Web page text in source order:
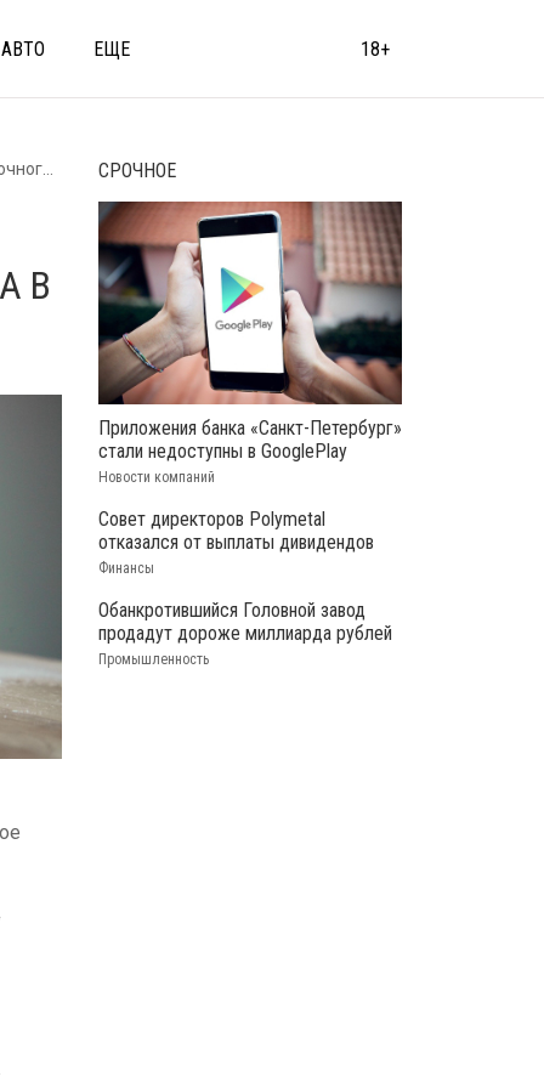
АВТО ЕЩЕ 18+
В
СРОЧНОЕ
Приложения банка «Санкт-Петербург»
стали недоступны в GooglePlay
Новости компаний
Совет директоров Polymetal
отказался от выплаты дивидендов
Финансы
Обанкротившийся Головной завод
продадут дороже миллиарда рублей
Промышленность